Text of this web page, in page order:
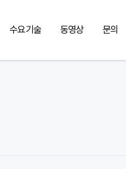
수요기술 동영상 문의